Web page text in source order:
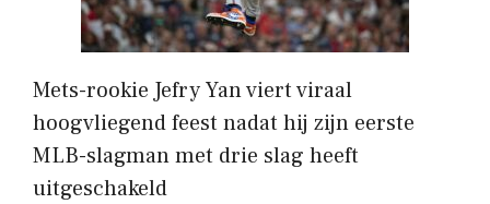
Mets-rookie Jefry Yan viert viraal
hoogvliegend feest nadat hij zijn eerste
MLB-slagman met drie slag heeft
uitgeschakeld